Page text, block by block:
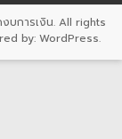
บการเงิน. All rights
by:WordPress.